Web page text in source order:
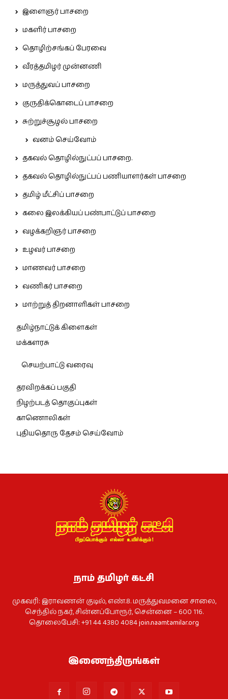
இளைஞர் பாசறை
மகளிர் பாசறை
தொழிற்சங்கப் பேரவை
வீரத்தமிழர் முன்னணி
மருத்துவப் பாசறை
குருதிக்கொடைப் பாசறை
சுற்றுச்சூழல் பாசறை
வனம் செய்வோம்
தகவல் தொழில்நுட்பப் பாசறை.
தகவல் தொழில்நுட்பப் பணியாளர்கள் பாசறை
தமிழ் மீட்சிப் பாசறை
கலை இலக்கியப் பண்பாட்டுப் பாசறை
வழக்கறிஞர் பாசறை
உழவர் பாசறை
மாணவர் பாசறை
வணிகர் பாசறை
மாற்றுத் திறனாளிகள் பாசறை
தமிழ்நாட்டுக் கிளைகள்
மக்களரசு
செயற்பாட்டு வரைவு
தரவிறக்கப் பகுதி
நிழற்படத் தொகுப்புகள்
காணொலிகள்
புதியதொரு தேசம் செய்வோம்
நாம் தமிழர் கட்சி
முகவரி: இராவணன் குடில், எண்.8. மருத்துவமனை சாலை,
செந்தில் நகர், சின்னப்போரூர், சென்னை – 600 116.
தொலைபேசி: +91 44 4380 4084join.naamtamilar.org
இணைந்திருங்கள்